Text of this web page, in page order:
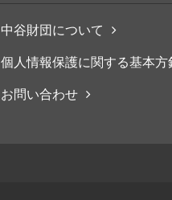
中谷財団について
個人情報保護に関する基本方
お問い合わせ